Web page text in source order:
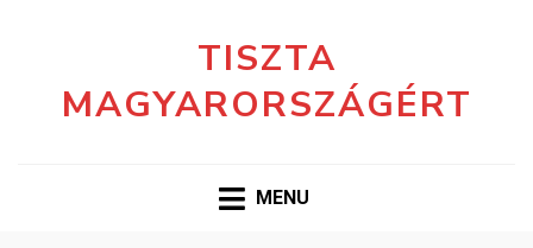
TISZTA
MAGYARORSZÁGÉRT
MENU